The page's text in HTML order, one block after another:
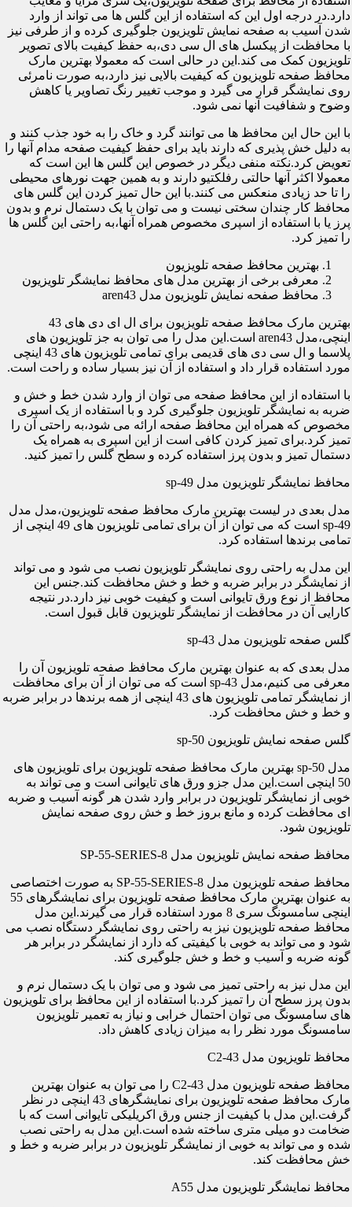
دارد.در درجه اول این که استفاده از این گلس ها می تواند از وارد
شدن آسیب به صفحه نمایش تلویزیون جلوگیری کرده و از طرفی نیز
با محافظت از پیکسل های ال سی دی،به حفظ کیفیت بالای تصویر
تلویزیون کمک می کند.این در حالی است که معمولا بهترین مارک
محافظ صفحه تلویزیون که کیفیت بالایی نیز دارد،به صورت نامرئی
روی نمایشگر قرار می گیرد و موجب تغییر رنگ تصاویر یا کاهش
وضوح و شفافیت آنها نمی شود.
با این حال این محافظ ها می توانند گرد و خاک را به خود جذب کنند و
به دلیل خش پذیری که دارند باید برای حفظ کیفیت صفحه مدام آنها را
تعویض کرد.نکته منفی دیگر در خصوص این گلس ها این است که
معمولا اکثر آنها حالتی رفلکتیو دارند و به همین جهت نورهای محیطی
را تا حد زیادی منعکس می کنند.با این حال تمیز کردن این گلس های
محافظ کار چندان سختی نیست و می توان با یک دستمال نرم و بدون
پرز یا با استفاده از اسپری مخصوص همراه آنها،به راحتی این گلس ها
را تمیز کرد.
بهترین محافظ صفحه تلویزیون
معرفی برخی از بهترین مدل های محافظ نمایشگر تلویزیون
محافظ صفحه نمایش تلویزیون مدل aren43
بهترین مارک محافظ صفحه تلویزیون برای ال ای دی های 43
اینچی،مدل aren43 است.این مدل را می توان به جز تلویزیون های
پلاسما و ال سی دی های قدیمی برای تمامی تلویزیون های 43 اینچی
مورد استفاده قرار داد و استفاده از آن نیز بسیار ساده و راحت است.
با استفاده از این محافظ صفحه می توان از وارد شدن خط و خش و
ضربه به نمایشگر تلویزیون جلوگیری کرد و با استفاده از یک اسپری
مخصوص که همراه این محافظ صفحه ارائه می شود،به راحتی آن را
تمیز کرد.برای تمیز کردن کافی است از این اسپری به همراه یک
دستمال تمیز و بدون پرز استفاده کرده و سطح گلس را تمیز کنید.
محافظ نمایشگر تلویزیون مدل sp-49
مدل بعدی در لیست بهترین مارک محافظ صفحه تلویزیون،مدل مدل
sp-49 است که می توان از آن برای تمامی تلویزیون های 49 اینچی از
تمامی برندها استفاده کرد.
این مدل به راحتی روی نمایشگر تلویزیون نصب می شود و می تواند
از نمایشگر در برابر ضربه و خط و خش محافظت کند.جنس این
محافظ از نوع ورق تایوانی است و کیفیت خوبی نیز دارد.در نتیجه
کارایی آن در محافظت از نمایشگر تلویزیون قابل قبول است.
گلس صفحه تلویزیون مدل sp-43
مدل بعدی که به عنوان بهترین مارک محافظ صفحه تلویزیون آن را
معرفی می کنیم،مدل sp-43 است که می توان از آن برای محافظت
از نمایشگر تمامی تلویزیون های 43 اینچی از همه برندها در برابر ضربه
و خط و خش محافظت کرد.
گلس صفحه نمایش تلویزیون sp-50
مدل sp-50 بهترین مارک محافظ صفحه تلویزیون برای تلویزیون های
50 اینچی است.این مدل جزو ورق های تایوانی است و می تواند به
خوبی از نمایشگر تلویزیون در برابر وارد شدن هر گونه آسیب و ضربه
ای محافظت کرده و مانع بروز خط و خش روی صفحه نمایش
تلویزیون شود.
محافظ صفحه نمایش تلویزیون مدل SP-55-SERIES-8
محافظ صفحه تلویزیون مدل SP-55-SERIES-8 به صورت اختصاصی
به عنوان بهترین مارک محافظ صفحه تلویزیون برای نمایشگرهای 55
اینچی سامسونگ سری 8 مورد استفاده قرار می گیرند.این مدل
محافظ صفحه تلویزیون نیز به راحتی روی نمایشگر دستگاه نصب می
شود و می تواند به خوبی با کیفیتی که دارد از نمایشگر در برابر هر
گونه ضربه و آسیب و خط و خش جلوگیری کند.
این مدل نیز به راحتی تمیز می شود و می توان با یک دستمال نرم و
بدون پرز سطح آن را تمیز کرد.با استفاده از این محافظ برای تلویزیون
های سامسونگ می توان احتمال خرابی و نیاز به تعمیر تلویزیون
سامسونگ مورد نظر را به میزان زیادی کاهش داد.
محافظ تلویزیون مدل C2-43
محافظ صفحه تلویزیون مدل C2-43 را می توان به عنوان بهترین
مارک محافظ صفحه تلویزیون برای نمایشگرهای 43 اینچی در نظر
گرفت.این مدل با کیفیت از جنس ورق اکریلیکی تایوانی است که با
ضخامت دو میلی متری ساخته شده است.این مدل به راحتی نصب
شده و می تواند به خوبی از نمایشگر تلویزیون در برابر ضربه و خط و
خش محافظت کند.
محافظ نمایشگر تلویزیون مدل A55